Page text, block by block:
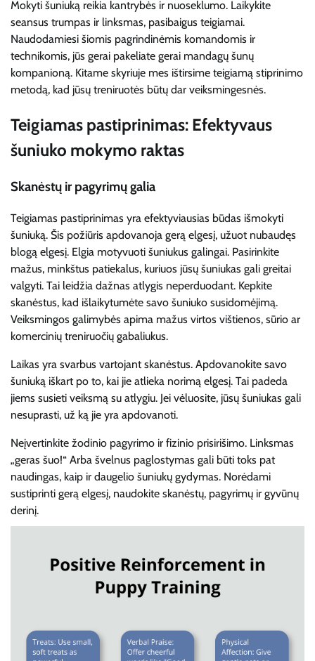
Mokyti šuniuką reikia kantrybės ir nuoseklumo. Laikykite
seansus trumpas ir linksmas, pasibaigus teigiamai.
Naudodamiesi šiomis pagrindinėmis komandomis ir
technikomis, jūs gerai pakeliate gerai mandagų šunų
kompanioną. Kitame skyriuje mes ištirsime teigiamą stiprinimo
metodą, kad jūsų treniruotės būtų dar veiksmingesnės.
Teigiamas pastiprinimas: Efektyvaus
šuniuko mokymo raktas
Skanėstų ir pagyrimų galia
Teigiamas pastiprinimas yra efektyviausias būdas išmokyti
šuniuką. Šis požiūris apdovanoja gerą elgesį, užuot nubaudęs
blogą elgesį. Elgia motyvuoti šuniukus galingai. Pasirinkite
mažus, minkštus patiekalus, kuriuos jūsų šuniukas gali greitai
valgyti. Tai leidžia dažnas atlygis neperduodant. Kepkite
skanėstus, kad išlaikytumėte savo šuniuko susidomėjimą.
Veiksmingos galimybės apima mažus virtos vištienos, sūrio ar
komercinių treniruočių gabaliukus.
Laikas yra svarbus vartojant skanėstus. Apdovanokite savo
šuniuką iškart po to, kai jie atlieka norimą elgesį. Tai padeda
jiems susieti veiksmą su atlygiu. Jei vėluosite, jūsų šuniukas gali
nesuprasti, už ką jie yra apdovanoti.
Neįvertinkite žodinio pagyrimo ir fizinio prisirišimo. Linksmas
„geras šuo!“ Arba švelnus paglostymas gali būti toks pat
naudingas, kaip ir daugelio šuniukų gydymas. Norėdami
sustiprinti gerą elgesį, naudokite skanėstų, pagyrimų ir gyvūnų
derinį.